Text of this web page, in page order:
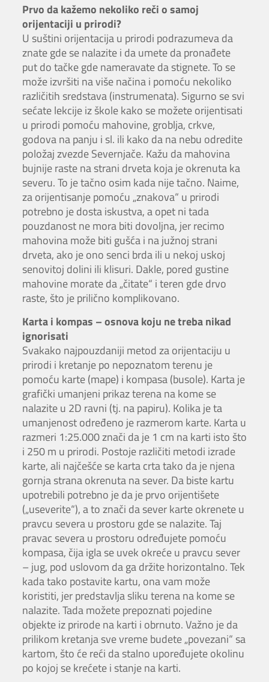
Prvo da kažemo nekoliko reči o samoj
orijentaciji u prirodi?
U suštini orijentacija u prirodi podrazumeva da
znate gde se nalazite i da umete da pronađete
put do tačke gde nameravate da stignete. To se
može izvršiti na više načina i pomoću nekoliko
različitih sredstava (instrumenata). Sigurno se svi
sećate lekcije iz škole kako se možete orijentisati
u prirodi pomoću mahovine, groblja, crkve,
godova na panju i sl. ili kako da na nebu odredite
položaj zvezde Severnjače. Kažu da mahovina
bujnije raste na strani drveta koja je okrenuta ka
severu. To je tačno osim kada nije tačno. Naime,
za orijentisanje pomoću „znakova“ u prirodi
potrebno je dosta iskustva, a opet ni tada
pouzdanost ne mora biti dovoljna, jer recimo
mahovina može biti gušća i na južnoj strani
drveta, ako je ono senci brda ili u nekoj uskoj
senovitoj dolini ili klisuri. Dakle, pored gustine
mahovine morate da „čitate“ i teren gde drvo
raste, što je prilično komplikovano.
Karta i kompas – osnova koju ne treba nikad
ignorisati
Svakako najpouzdaniji metod za orijentaciju u
prirodi i kretanje po nepoznatom terenu je
pomoću karte (mape) i kompasa (busole). Karta je
grafički umanjeni prikaz terena na kome se
nalazite u 2D ravni (tj. na papiru). Kolika je ta
umanjenost određeno je razmerom karte. Karta u
razmeri 1:25.000 znači da je 1 cm na karti isto što
i 250 m u prirodi. Postoje različiti metodi izrade
karte, ali najčešće se karta crta tako da je njena
gornja strana okrenuta na sever. Da biste kartu
upotrebili potrebno je da je prvo orijentišete
(„useverite“), a to znači da sever karte okrenete u
pravcu severa u prostoru gde se nalazite. Taj
pravac severa u prostoru određujete pomoću
kompasa, čija igla se uvek okreće u pravcu sever
– jug, pod uslovom da ga držite horizontalno. Tek
kada tako postavite kartu, ona vam može
koristiti, jer predstavlja sliku terena na kome se
nalazite. Tada možete prepoznati pojedine
objekte iz prirode na karti i obrnuto. Važno je da
prilikom kretanja sve vreme budete „povezani“ sa
kartom, što će reći da stalno upoređujete okolinu
po kojoj se krećete i stanje na karti.